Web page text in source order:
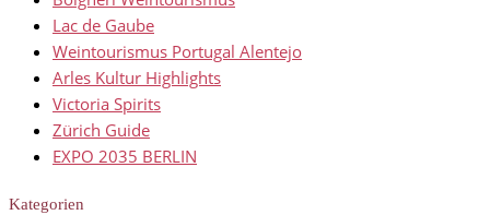
Lac de Gaube
Weintourismus Portugal Alentejo
Arles Kultur Highlights
Victoria Spirits
Zürich Guide
EXPO 2035 BERLIN
Kategorien